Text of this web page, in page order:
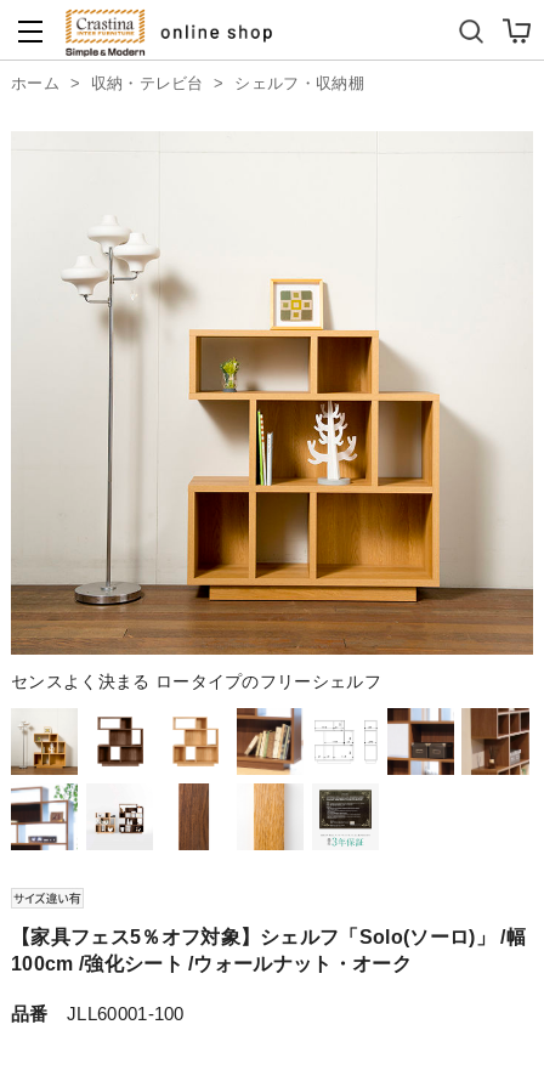
ダイニングテーブルセット
ホーム > 収納・テレビ台 > シェルフ・収納棚
センスよく決まる ロータイプのフリーシェルフ
【家具フェス5％オフ対象】シェルフ「Solo(ソーロ)」 /幅
100cm /強化シート /ウォールナット・オーク
品番 JLL60001-100